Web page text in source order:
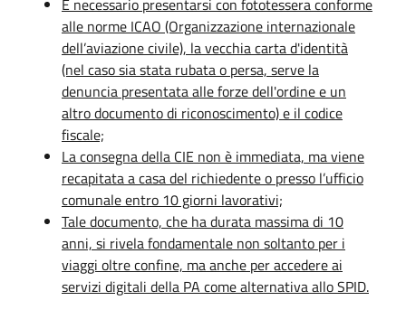
alle norme ICAO (Organizzazione internazionale
dell’aviazione civile), la vecchia carta d'identità
(nel caso sia stata rubata o persa, serve la
denuncia presentata alle forze dell'ordine e un
altro documento di riconoscimento) e il codice
fiscale;
La consegna della CIE non è immediata, ma viene
recapitata a casa del richiedente o presso l’ufficio
comunale entro 10 giorni lavorativi;
Tale documento, che ha durata massima di 10
anni, si rivela fondamentale non soltanto per i
viaggi oltre confine, ma anche per accedere ai
servizi digitali della PA come alternativa allo SPID.